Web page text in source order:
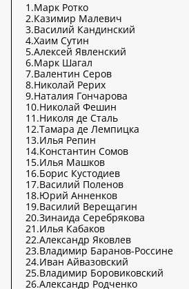
1.Марк Ротко
2.Казимир Малевич
3.Василий Кандинский
4.Хаим Сутин
5.Алексей Явленский
6.Марк Шагал
7.Валентин Серов
8.Николай Рерих
9.Наталия Гончарова
10.Николай Фешин
11.Николя де Сталь
12.Тамара де Лемпицка
13.Илья Репин
14.Константин Сомов
15.Илья Машков
16.Борис Кустодиев
17.Василий Поленов
18.Юрий Анненков
19.Василий Верещагин
20.Зинаида Серебрякова
21.Илья Кабаков
22.Александр Яковлев
23.Владимир Баранов-Россине
24.Иван Айвазовский
25.Владимир Боровиковский
26.Александр Родченко